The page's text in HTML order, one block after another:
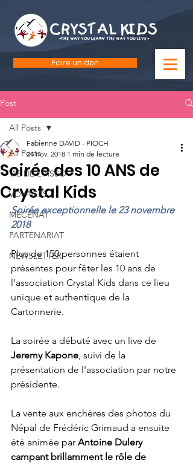
Faire un don
Post
All Posts
VIE DE L'ASSO
VOYAGES
MÉCÉNAT
PARTENARIAT
NEWSLETTER
All Posts
Soirée des 10 ANS de
Crystal Kids
Fabienne DAVID - PIOCH
24 nov. 2018 1 min de lecture
Soirée exceptionnelle le 23 novembre
2018
Plus de 150 personnes étaient
présentes pour fêter les 10 ans de
l'association Crystal Kids dans ce lieu
unique et authentique de la
Cartonnerie.
La soirée a débuté avec un live de
Jeremy Kapone, suivi de la
présentation de l'association par notre
présidente.
La vente aux enchères des photos du
Népal de Frédéric Grimaud a ensuite
été animée par Antoine Dulery
campant brillamment le rôle de